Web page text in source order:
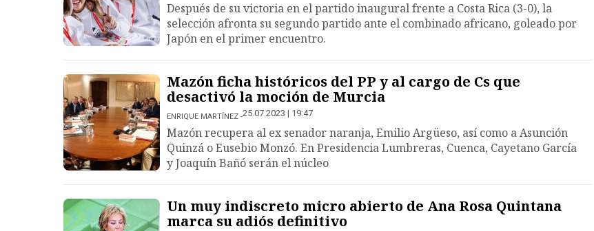
Después de su victoria en el partido inaugural frente a Costa Rica (3-0), la
selección afronta su segundo partido ante el combinado africano, goleado por
Japón en el primer encuentro.
Mazón ficha históricos del PP y al cargo de Cs que
desactivó la moción de Murcia
ENRIQUE MARTÍNEZ 25.07.2023 | 19:47
Mazón recupera al ex senador naranja, Emilio Argüeso, así como a Asunción
Quinzá o Eusebio Monzó. En Presidencia Lumbreras, Cuenca, Cayetano García
y Joaquín Bañó serán el núcleo
Un muy indiscreto micro abierto de Ana Rosa Quintana
marca su adiós definitivo